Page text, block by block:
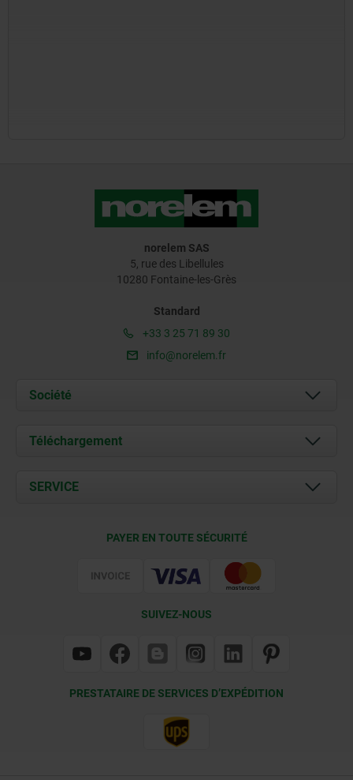
norelem SAS
5, rue des Libellules
10280 Fontaine-les-Grès
Standard
+33 3 25 71 89 30
info@norelem.fr
Société
À propos de nous
Contact
Téléchargement
Documents
SERVICE
PAYER EN TOUTE SÉCURITÉ
SUIVEZ-NOUS
PRESTATAIRE DE SERVICES D’EXPÉDITION